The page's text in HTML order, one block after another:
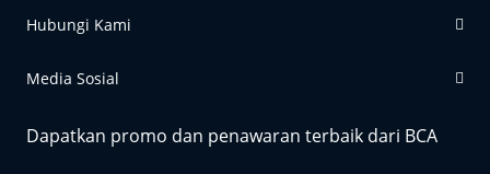
Hubungi Kami
Media Sosial
Dapatkan promo dan penawaran terbaik dari BCA